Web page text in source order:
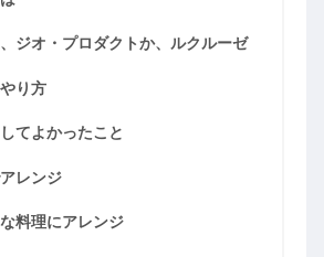
ジオ・プロダクトか、ルクルーゼ
り方
てよかったこと
レンジ
料理にアレンジ